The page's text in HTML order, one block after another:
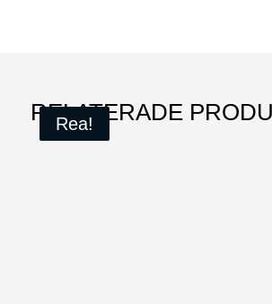
RELATERADE
Rea!
Rea!
Rea!